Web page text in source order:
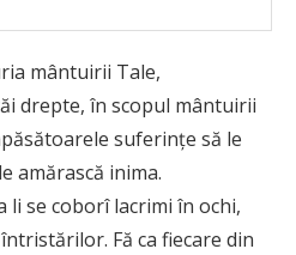
mân­tuirii Tale,
drepte, în scopul mântuirii
sufe­rințe să le
amărască inima.
li se coborî lacrimi în ochi,
Fă ca fiecare din